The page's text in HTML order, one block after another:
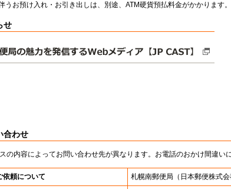
うお預け入れ・お引き出しは、別途、ATM硬貨預払料金がかかります。
せ
合わせ
の内容によってお問い合わせ先が異なります。お電話のおかけ間違い
依頼について 札幌南郵便局 （日本郵便株式会